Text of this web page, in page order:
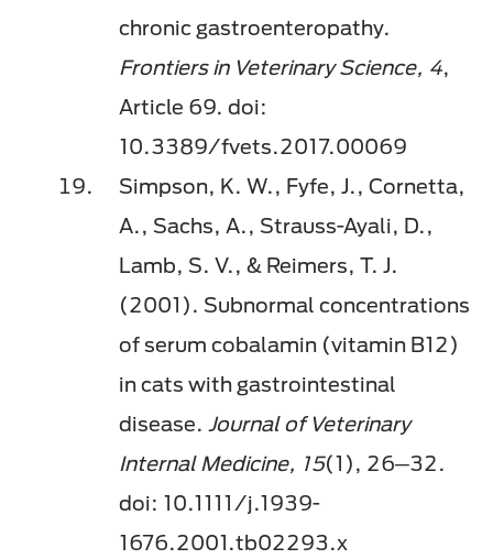
chronic gastroenteropathy.
Frontiers in Veterinary Science, 4,
Article 69. doi:
10.3389/fvets.2017.00069
Simpson, K. W., Fyfe, J., Cornetta,
A., Sachs, A., Strauss-Ayali, D.,
Lamb, S. V., & Reimers, T. J.
(2001). Subnormal concentrations
of serum cobalamin (vitamin B12)
in cats with gastrointestinal
disease. Journal of Veterinary
Internal Medicine, 15(1), 26─32.
doi: 10.1111/j.1939-
1676.2001.tb02293.x